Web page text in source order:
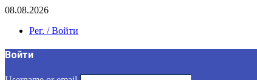
08.08.2026
Рег. / Войти
Войти